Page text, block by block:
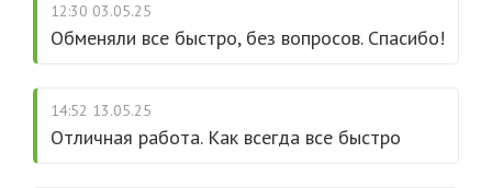
12:30 03.05.25
Обменяли все быстро, без вопросов. Спасибо!
14:52 13.05.25
Отличная работа. Как всегда все быстро